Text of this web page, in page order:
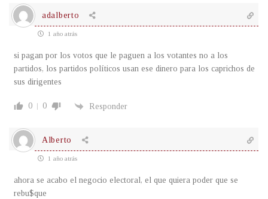
adalberto
1 año atrás
si pagan por los votos que le paguen a los votantes no a los
partidos, los partidos políticos usan ese dinero para los caprichos de
sus dirigentes
0 0 Responder
Alberto
1 año atrás
ahora se acabo el negocio electoral, el que quiera poder que se
rebu$que